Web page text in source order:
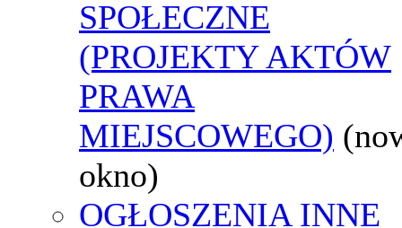
SPOŁECZNE
(PROJEKTY AKTÓW
PRAWA
MIEJSCOWEGO)
okno)
OGŁOSZENIA INNE